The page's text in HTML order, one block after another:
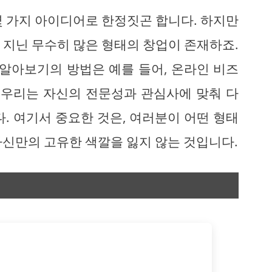
가지 아이디어로 한정짓곤 합니다. 하지만
닌 무수히 많은 형태의 창업이 존재하죠.
아보기의 방법은 예를 들어, 온라인 비즈
리는 자신의 전문성과 관심사에 맞춰 다
여기서 중요한 것은, 여러분이 어떤 형태
만의 고유한 색깔을 잃지 않는 것입니다.